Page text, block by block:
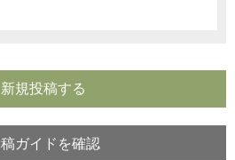
新規投稿する
ガイドを確認